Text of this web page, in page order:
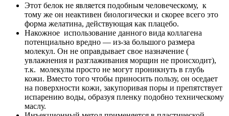
Этот белок не является подобным человеческому, к
тому же он неактивен биологически и скорее всего это
форма желатина, действующая как плацебо.
Накожное использование данного вида коллагена
потенциально вредно — из-за большого размера
молекул. Он не оправдывает свое назначение (
увлажнения и разглаживания морщин не происходит),
т.к. молекулы просто не могут проникнуть в глубь
кожи. Вместо того чтобы приносить пользу, он оседает
на поверхности кожи, закупоривая поры и препятствует
испарению воды, образуя пленку подобно техническому
маслу.